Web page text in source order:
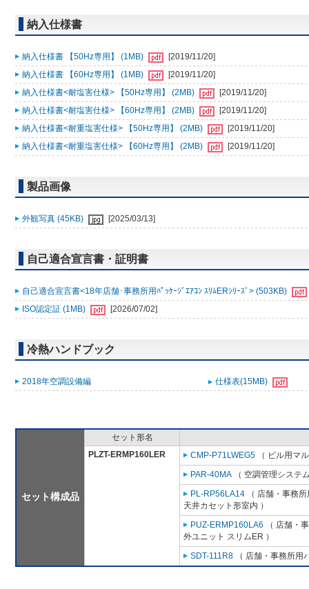
納入仕様書
納入仕様書 【50Hz専用】 (1MB)
[2019/11/20]
納入仕様書 【60Hz専用】 (1MB)
[2019/11/20]
納入仕様書<耐塩害仕様> 【50Hz専用】 (2MB)
[2019/11/20]
納入仕様書<耐塩害仕様> 【60Hz専用】 (2MB)
[2019/11/20]
納入仕様書<耐重塩害仕様> 【50Hz専用】 (2MB)
[2019/11/20]
納入仕様書<耐重塩害仕様> 【60Hz専用】 (2MB)
[2019/11/20]
製品画像
外観写真 (45KB) [2025/03/13]
自己適合宣言書・証明書
自己適合宣言書<18年店舗･事務所用ﾊﾟｯｹｰｼﾞｴｱｺﾝ ｽﾘﾑERｼﾘｰｽﾞ> (503KB)
ISO認定証 (1MB)
[2026/07/02]
冷熱ハンドブック
2018年空調設備編 仕様表(15MB)
セット構成品
セット形名
PLZT-ERMP160LER
CMP-P71LWEG5 （ ビル用マ
PAR-40MA （ 空調管理システ
PL-RP56LA14 （ 店舗・事務
天井カセット形室内 ）
PUZ-ERMP160LA6 （ 店舗・
外ユニット スリムER ）
SDT-111R8 （ 店舗・事務所用